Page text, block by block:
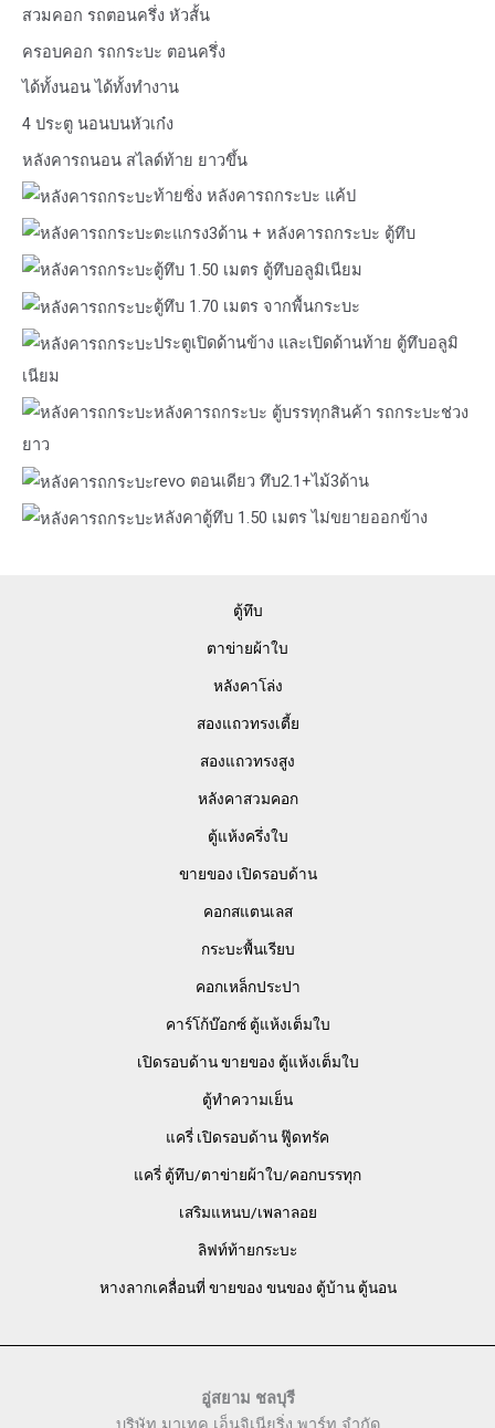
สวมคอก รถตอนครึ่ง หัวสั้น
ครอบคอก รถกระบะ ตอนครึ่ง
ได้ทั้งนอน ได้ทั้งทำงาน
4 ประตู นอนบนหัวเก๋ง
หลังคารถนอน สไลด์ท้าย ยาวขึ้น
ท้ายซิ่ง หลังคารถกระบะ แค้ป
ตะแกรง3ด้าน + หลังคารถกระบะ ตู้ทึบ
ตู้ทึบ 1.50 เมตร ตู้ทึบอลูมิเนียม
ตู้ทึบ 1.70 เมตร จากพื้นกระบะ
ประตูเปิดด้านข้าง และเปิดด้านท้าย ตู้ทึบอลูมิ
เนียม
หลังคารถกระบะ ตู้บรรทุกสินค้า รถกระบะช่วง
ยาว
revo ตอนเดียว ทึบ2.1+ไม้3ด้าน
หลังคาตู้ทึบ 1.50 เมตร ไม่ขยายออกข้าง
ตู้ทึบ
ตาข่ายผ้าใบ
หลังคาโล่ง
สองแถวทรงเตี้ย
สองแถวทรงสูง
หลังคาสวมคอก
ตู้แห้งครึ่งใบ
ขายของ เปิดรอบด้าน
คอกสแตนเลส
กระบะพื้นเรียบ
คอกเหล็กประปา
คาร์โก้บ๊อกซ์ ตู้แห้งเต็มใบ
เปิดรอบด้าน ขายของ ตู้แห้งเต็มใบ
ตู้ทำความเย็น
แครี่ เปิดรอบด้าน ฟู๊ดทรัค
แครี่ ตู้ทึบ/ตาข่ายผ้าใบ/คอกบรรทุก
เสริมแหนบ/เพลาลอย
ลิฟท์ท้ายกระบะ
หางลากเคลื่อนที่ ขายของ ขนของ ตู้บ้าน ตู้นอน
อู่สยาม ชลบุรี